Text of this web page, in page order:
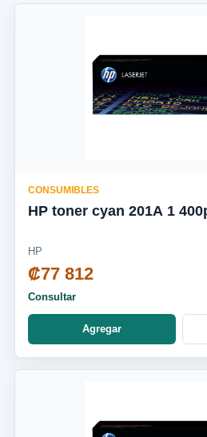
CONSUMIBLES
HP toner cyan 201A 1
HP
₡77 812
Consultar
Agregar